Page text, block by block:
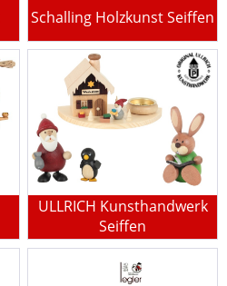
Schalling Holzkunst Seiffen
ULLRICH Kunsthandwerk
Seiffen